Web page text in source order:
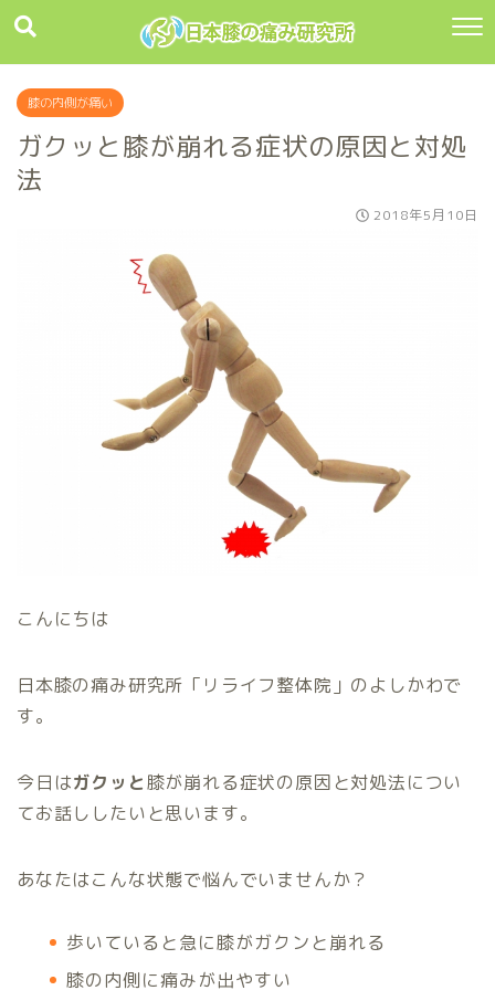
膝の内側が痛い
ガクッと膝が崩れる症状の原因と対処
法
2018年5月10日
こんにちは
日本膝の痛み研究所「リライフ整体院」のよしかわで
す。
今日はガクッと膝が崩れる症状の原因と対処法につい
てお話ししたいと思います。
あなたはこんな状態で悩んでいませんか？
歩いていると急に膝がガクンと崩れる
膝の内側に痛みが出やすい